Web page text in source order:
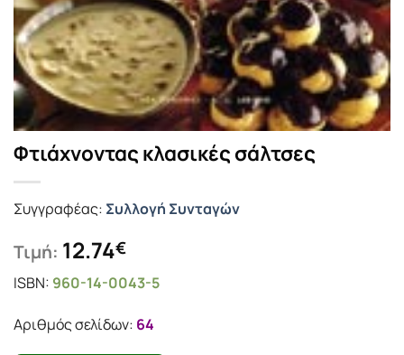
Φτιάχνοντας κλασικές σάλτσες
Συγγραφέας: Συλλογή Συνταγών
Τιμή: 12.74€
ISBN: 960-14-0043-5
Αριθμός σελίδων: 64